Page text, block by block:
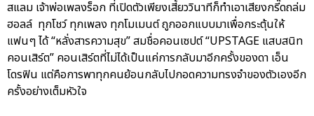
สแลม เจ้าพ่อเพลงร็อก ที่เปิดตัวเพียงเสี้ยววินาทีก็ทำเอาเสียงกรี๊ดถล่ม
ฮอลล์ ทุกโชว์ ทุกเพลง ทุกโมเมนต์ ถูกออกแบบมาเพื่อกระตุ้นให้
แฟนๆ ได้ “หลั่งสารความสุข” สมชื่อคอนเซปต์ “UPSTAGE แสบสนิท
คอนเสิร์ต” คอนเสิร์ตที่ไม่ได้เป็นแค่การกลับมาอีกครั้งของดา เอ็น
โดรฟิน แต่คือการพาทุกคนย้อนกลับไปกอดความทรงจำของตัวเองอีก
ครั้งอย่างเต็มหัวใจ